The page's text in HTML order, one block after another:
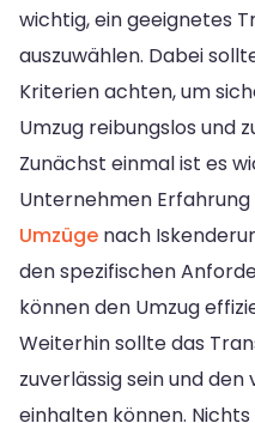
wichtig, ein geeignetes
auszuwählen. Dabei
Kriterien achten, um
Umzug reibungslos und
Zunächst einmal ist es
Unternehmen
Umzüge nach
den spezifischen
können den Umzug
Weiterhin sollte das
zuverlässig sein und
einhalten können.